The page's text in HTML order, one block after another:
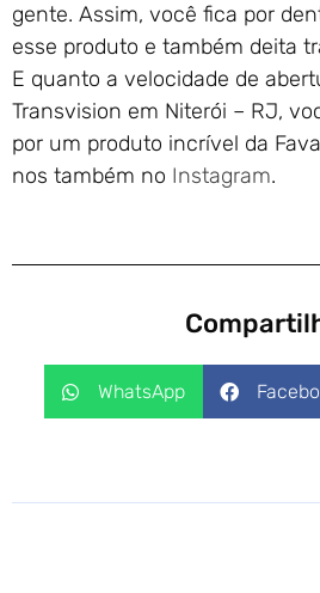
gente. Assim, você fica por
esse produto e também deita
E quanto a velocidade de
Transvision em Niterói – RJ,
por um produto incrível da
nos também no Instagram.
WhatsApp